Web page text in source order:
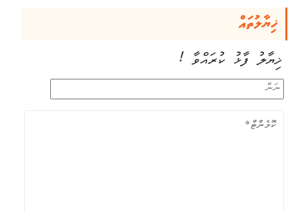
ޚިޔާލުތައް
ޚިޔާލު ފާޅު ކުރައްވާ !